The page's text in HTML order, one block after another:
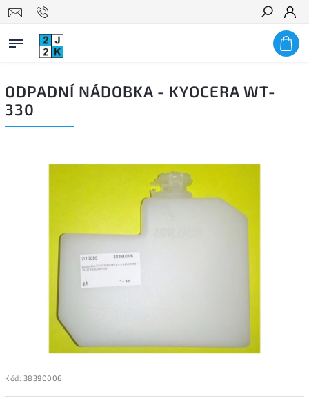
Hledat
ODPADNÍ NÁDOBKA - KYOCERA WT-
330
Kód: 38390006